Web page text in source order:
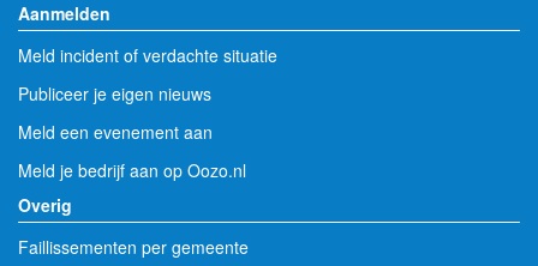
Aanmelden
Meld incident of verdachte situatie
Publiceer je eigen nieuws
Meld een evenement aan
Meld je bedrijf aan op Oozo.nl
Overig
Faillissementen per gemeente